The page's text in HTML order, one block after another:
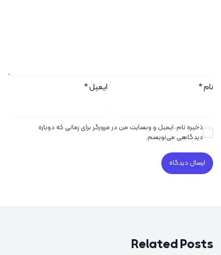
نام* ایمیل*
ذخیره نام، ایمیل و وبسایت من در مرورگر برای زمانی که دوباره
دیدگاهی می‌نویسم.
Related Posts